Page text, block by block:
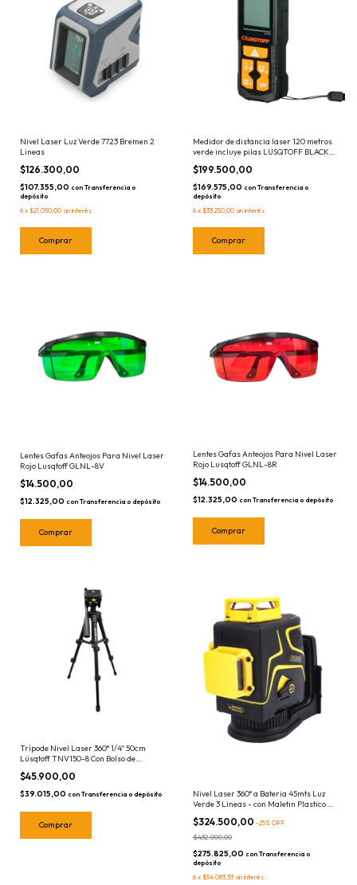
Nivel Laser Luz Verde 7723 Bremen 2
Lineas
$126.300,00
$107.355,00 con Transferencia o
depósito
6 x $21.050,00 sin interés
Medidor de distancia laser 120 metros
verde incluye pilas LUSQTOFF BLACK
SERIES MEDL120-9
$199.500,00
$169.575,00 con Transferencia o
depósito
6 x $33.250,00 sin interés
Lentes Gafas Anteojos Para Nivel Laser
Rojo Lusqtoff GLNL-8V
$14.500,00
$12.325,00 con Transferencia o depósito
Lentes Gafas Anteojos Para Nivel Laser
Rojo Lusqtoff GLNL-8R
$14.500,00
$12.325,00 con Transferencia o depósito
Trípode Nivel Laser 360° 1/4'' 50cm
Lüsqtoff TNV150-8 Con Bolso de
$45.900,00
$39.015,00 con Transferencia o depósito
Nivel Laser 360° a Bateria 45mts Luz
Verde 3 Lineas - con Maletin Plastico -
Barovo DNLI-3603
$324.500,00 -25% OFF
$432.000,00
$275.825,00 con Transferencia o
depósito
6 x $54.083,33 sin interés